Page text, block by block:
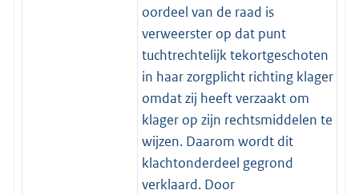
oordeel van de raad is
verweerster op dat punt
tuchtrechtelijk tekortgeschoten
in haar zorgplicht richting klager
omdat zij heeft verzaakt om
klager op zijn rechtsmiddelen te
wijzen. Daarom wordt dit
klachtonderdeel gegrond
verklaard. Door